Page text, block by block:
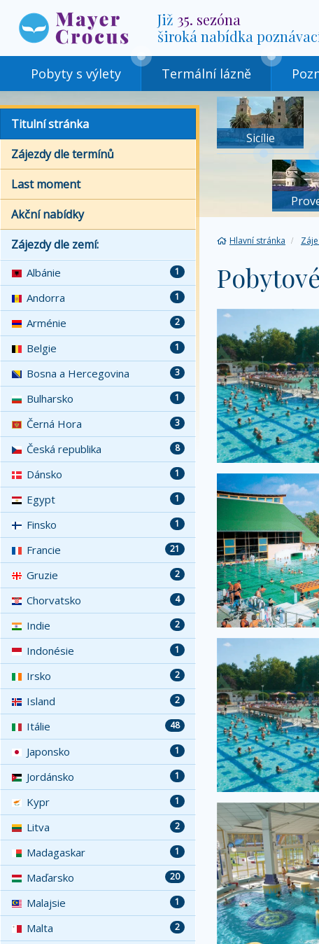
Již 35. sezóna
široká nabídka
Pobyty s výlety Termální lázně
Sicílie
Hlavní stránka
Titulní stránka
Zájezdy dle termínů
Last moment
Akční nabídky
Zájezdy dle zemí:
1
Albánie
1
Andorra
2
Arménie
1
Belgie
3
Bosna a Hercegovina
1
Bulharsko
3
Černá Hora
8
Česká republika
1
Dánsko
1
Egypt
1
Finsko
21
Francie
2
Gruzie
4
Chorvatsko
2
Indie
1
Indonésie
2
Irsko
2
Island
48
Itálie
1
Japonsko
1
Jordánsko
1
Kypr
2
Litva
1
Madagaskar
20
Maďarsko
1
Malajsie
2
Malta